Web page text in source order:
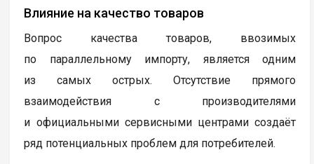
Влияние на качество товаров
Вопрос качества товаров, ввозимых
по параллельному импорту, является одним
из самых острых. Отсутствие прямого
взаимодействия с производителями
и официальными сервисными центрами создаёт
ряд потенциальных проблем для потребителей.